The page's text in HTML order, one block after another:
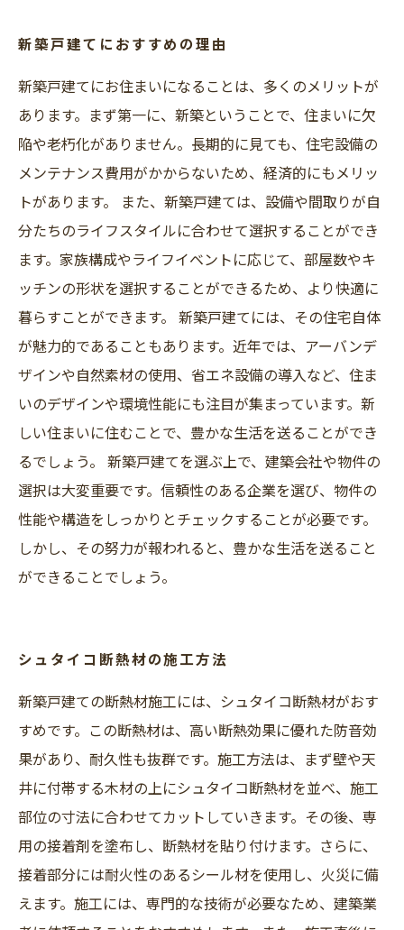
新築戸建てにおすすめの理由
新築戸建てにお住まいになることは、多くのメリットが
あります。まず第一に、新築ということで、住まいに欠
陥や老朽化がありません。長期的に見ても、住宅設備の
メンテナンス費用がかからないため、経済的にもメリッ
トがあります。 また、新築戸建ては、設備や間取りが自
分たちのライフスタイルに合わせて選択することができ
ます。家族構成やライフイベントに応じて、部屋数やキ
ッチンの形状を選択することができるため、より快適に
暮らすことができます。 新築戸建てには、その住宅自体
が魅力的であることもあります。近年では、アーバンデ
ザインや自然素材の使用、省エネ設備の導入など、住ま
いのデザインや環境性能にも注目が集まっています。新
しい住まいに住むことで、豊かな生活を送ることができ
るでしょう。 新築戸建てを選ぶ上で、建築会社や物件の
選択は大変重要です。信頼性のある企業を選び、物件の
性能や構造をしっかりとチェックすることが必要です。
しかし、その努力が報われると、豊かな生活を送ること
ができることでしょう。
シュタイコ断熱材の施工方法
新築戸建ての断熱材施工には、シュタイコ断熱材がおす
すめです。この断熱材は、高い断熱効果に優れた防音効
果があり、耐久性も抜群です。施工方法は、まず壁や天
井に付帯する木材の上にシュタイコ断熱材を並べ、施工
部位の寸法に合わせてカットしていきます。その後、専
用の接着剤を塗布し、断熱材を貼り付けます。さらに、
接着部分には耐火性のあるシール材を使用し、火災に備
えます。施工には、専門的な技術が必要なため、建築業